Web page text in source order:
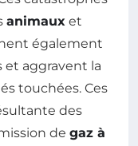
animaux et
également
et aggravent la
touchées. Ces
des
de gaz à